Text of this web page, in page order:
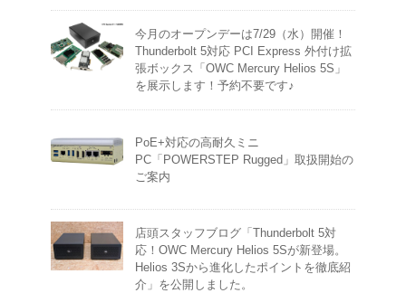
今月のオープンデーは7/29（水）開催！
Thunderbolt 5対応 PCI Express 外付け拡
張ボックス「OWC Mercury Helios 5S」
を展示します！予約不要です♪
PoE+対応の高耐久ミニ
PC「POWERSTEP Rugged」取扱開始の
ご案内
店頭スタッフブログ「Thunderbolt 5対
応！OWC Mercury Helios 5Sが新登場。
Helios 3Sから進化したポイントを徹底紹
介」を公開しました。